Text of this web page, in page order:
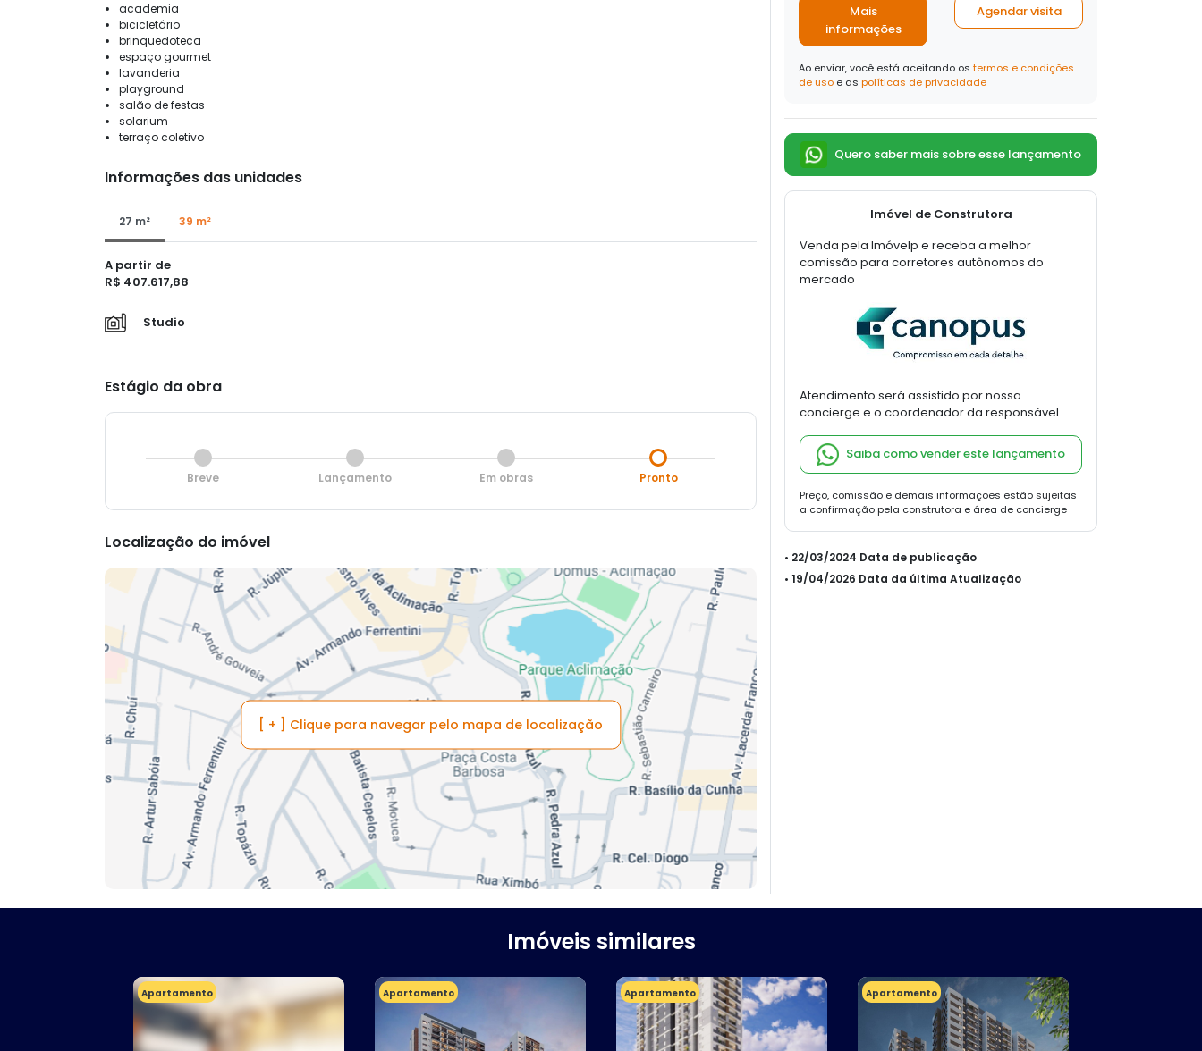
academia
bicicletário
brinquedoteca
espaço gourmet
lavanderia
playground
salão de festas
solarium
terraço coletivo
Informações das unidades
27 m² 39 m²
A partir de
R$ 407.617,88
Studio
Estágio da obra
Breve Lançamento Em obras Pronto
Localização do imóvel
[ + ] Clique para navegar pelo mapa de localização
Mais
informações
Agendar visita
Ao enviar, você está aceitando os termos e condições
de uso e as políticas de privacidade
Quero saber mais sobre esse lançamento
Imóvel de Construtora
Venda pela Imóvelp e receba a melhor
comissão para corretores autônomos do
mercado
Atendimento será assistido por nossa
concierge e o coordenador da responsável.
Saiba como vender este lançamento
Preço, comissão e demais informações estão sujeitas
a confirmação pela construtora e área de concierge
• 22/03/2024 Data de publicação
• 19/04/2026 Data da última Atualização
Imóveis similares
Apartamento Apartamento Apartamento Apartamento